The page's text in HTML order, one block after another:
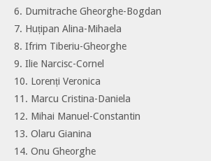
6. Dumitrache Gheorghe-Bogdan
7. Huțipan Alina-Mihaela
8. Ifrim Tiberiu-Gheorghe
9. Ilie Narcisc-Cornel
10. Lorenți Veronica
11. Marcu Cristina-Daniela
12. Mihai Manuel-Constantin
13. Olaru Gianina
14. Onu Gheorghe